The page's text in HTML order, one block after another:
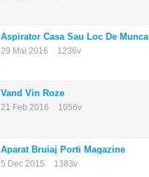
Aspirator Casa Sau Loc De Munca
29 Mai 2016 1236v
Vand Vin Roze
21 Feb 2016 1056v
Aparat Bruiaj Porti Magazine
5 Dec 2015 1383v